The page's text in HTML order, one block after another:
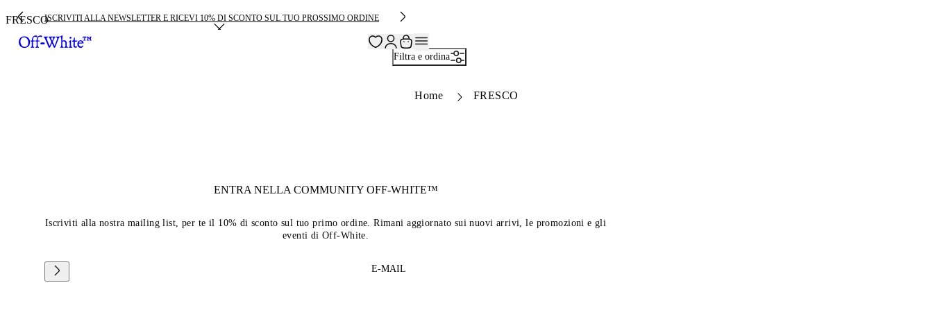
ISCRIVITI ALLA NEWSLETTER E RICEVI 10% DI SCONTO SUL TUO PROSSIMO ORDINE
FRESCO
Filtra e ordina
Home FRESCO
ENTRA NELLA COMMUNITY OFF-WHITE™
Iscriviti alla nostra mailing list, per te il 10% di sconto sul tuo primo ordine. Rimani aggiornato sui nuovi arrivi, le promozioni e gli
eventi di Off-White.
E-MAIL